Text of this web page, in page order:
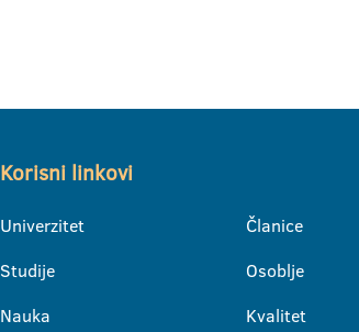
Korisni linkovi
Univerzitet
Studije
Nauka
Članice
Osoblje
Kvalitet